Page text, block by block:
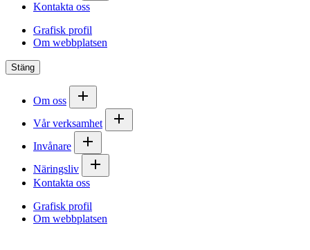
Kontakta oss
Grafisk profil
Om webbplatsen
Stäng
Om oss
Vår verksamhet
Invånare
Näringsliv
Kontakta oss
Grafisk profil
Om webbplatsen